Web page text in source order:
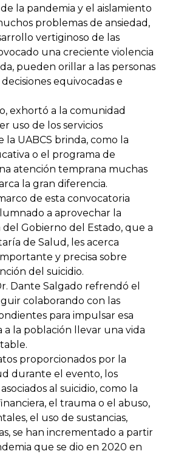
la pandemia y el aislamiento
problemas de ansiedad,
vertiginoso de las
una creciente violencia
pueden orillar a las personas
equivocadas e
exhortó a la comunidad
uso de los servicios
UABCS brinda, como la
o el programa de
atención temprana muchas
la gran diferencia.
de esta convocatoria
a aprovechar la
del Gobierno del Estado, que a
de Salud, les acerca
y precisa sobre
del suicidio.
Dante Salgado refrendó el
colaborando con las
para impulsar esa
la población llevar una vida
proporcionados por la
durante el evento, los
al suicidio, como la
el trauma o el abuso,
el uso de sustancias,
se han incrementado a partir
que se dio en 2020 en